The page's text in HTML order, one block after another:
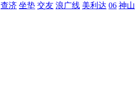
查济 坐垫 交友 浪广线 美利达 06 神山